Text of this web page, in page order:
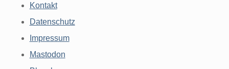
Kontakt
Datenschutz
Impressum
Mastodon